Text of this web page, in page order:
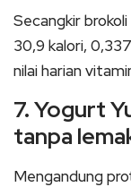
Secangkir
30,9 kalori,
nilai harian
7. Yogurt
tanpa
Mengandung